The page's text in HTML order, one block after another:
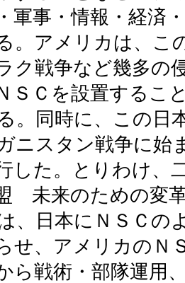
軍事・情報・経済
。アメリカは、こ
ク戦争など幾多の
ＳＣを設置するこ
。同時に、この日
ニスタン戦争に始
した。とりわけ、
盟 未来のための変
、日本にＮＳＣの
せ、アメリカのＮ
ら戦術・部隊運用